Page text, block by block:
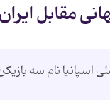
مقابل
اسپانیا نام سه